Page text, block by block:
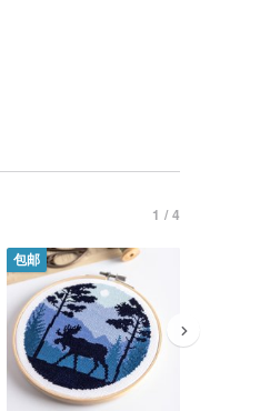
1 / 4
包邮